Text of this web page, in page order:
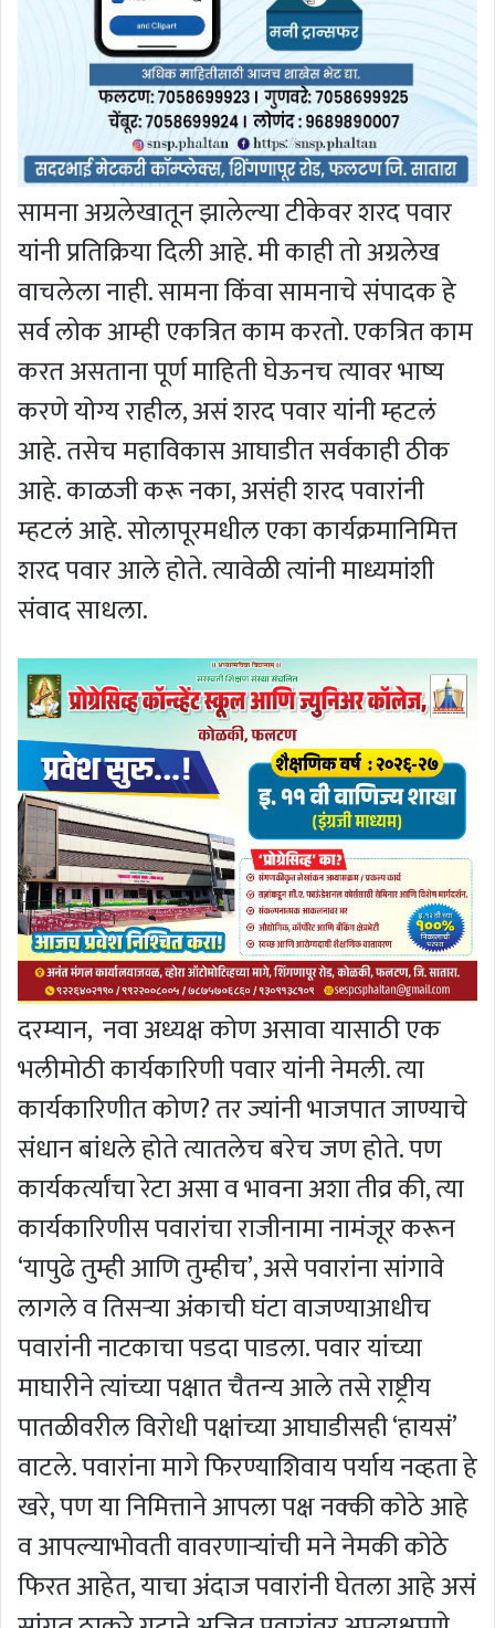
सामना अग्रलेखातून झालेल्या टीकेवर शरद पवार
यांनी प्रतिक्रिया दिली आहे. मी काही तो अग्रलेख
वाचलेला नाही. सामना किंवा सामनाचे संपादक हे
सर्व लोक आम्ही एकत्रित काम करतो. एकत्रित काम
करत असताना पूर्ण माहिती घेऊनच त्यावर भाष्य
करणे योग्य राहील, असं शरद पवार यांनी म्हटलं
आहे. तसेच महाविकास आघाडीत सर्वकाही ठीक
आहे. काळजी करू नका, असंही शरद पवारांनी
म्हटलं आहे. सोलापूरमधील एका कार्यक्रमानिमित्त
शरद पवार आले होते. त्यावेळी त्यांनी माध्यमांशी
संवाद साधला.
दरम्यान, नवा अध्यक्ष कोण असावा यासाठी एक
भलीमोठी कार्यकारिणी पवार यांनी नेमली. त्या
कार्यकारिणीत कोण? तर ज्यांनी भाजपात जाण्याचे
संधान बांधले होते त्यातलेच बरेच जण होते. पण
कार्यकर्त्यांचा रेटा असा व भावना अशा तीव्र की, त्या
कार्यकारिणीस पवारांचा राजीनामा नामंजूर करून
‘यापुढे तुम्ही आणि तुम्हीच’, असे पवारांना सांगावे
लागले व तिसऱ्या अंकाची घंटा वाजण्याआधीच
पवारांनी नाटकाचा पडदा पाडला. पवार यांच्या
माघारीने त्यांच्या पक्षात चैतन्य आले तसे राष्ट्रीय
पातळीवरील विरोधी पक्षांच्या आघाडीसही ‘हायसं’
वाटले. पवारांना मागे फिरण्याशिवाय पर्याय नव्हता हे
खरे, पण या निमित्ताने आपला पक्ष नक्की कोठे आहे
व आपल्याभोवती वावरणाऱ्यांची मने नेमकी कोठे
फिरत आहेत, याचा अंदाज पवारांनी घेतला आहे असं